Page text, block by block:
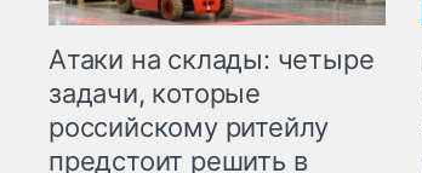
Атаки на склады: четыре
задачи, которые
российскому ритейлу
предстоит решить в